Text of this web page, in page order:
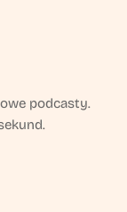
podcasty.